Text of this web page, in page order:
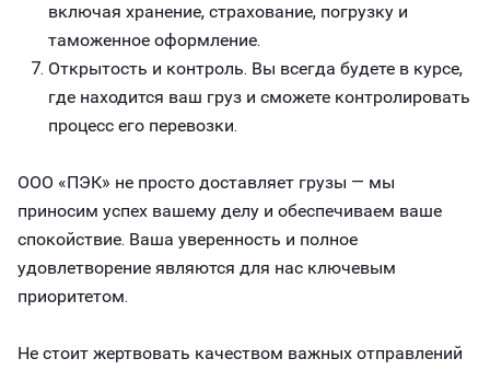
включая хранение, страхование, погрузку и
таможенное оформление.
Открытость и контроль. Вы всегда будете в курсе,
где находится ваш груз и сможете контролировать
процесс его перевозки.
ООО «ПЭК» не просто доставляет грузы — мы
приносим успех вашему делу и обеспечиваем ваше
спокойствие. Ваша уверенность и полное
удовлетворение являются для нас ключевым
приоритетом.
Не стоит жертвовать качеством важных отправлений